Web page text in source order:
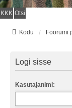
KKK Otsi
Kodu Foorumi
Logi sisse
Kasutajanimi: